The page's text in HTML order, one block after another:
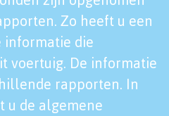
Zo heeft u een
informatie die
voertuig. De informatie
rapporten. In
u de algemene